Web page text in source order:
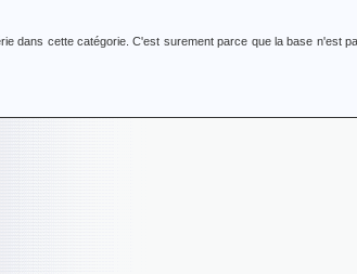
dans cette catégorie. C'est surement parce que la base n'est